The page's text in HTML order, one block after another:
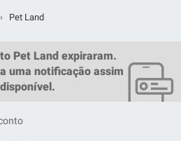
› Pet Land
Pet Land expiraram.
uma notificação assim